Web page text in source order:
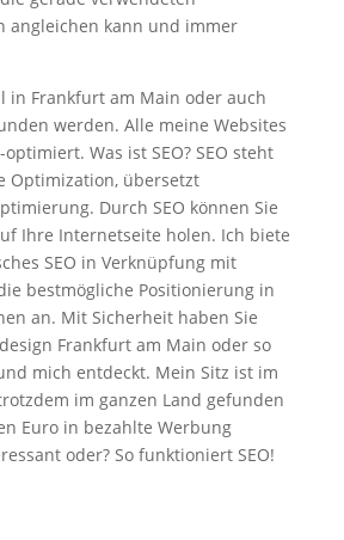
angleichen kann und immer
in Frankfurt am Main oder auch
werden. Alle meine Websites
Was ist SEO? SEO steht
Optimization, übersetzt
Durch SEO können Sie
Ihre Internetseite holen. Ich biete
SEO in Verknüpfung mit
bestmögliche Positionierung in
an. Mit Sicherheit haben Sie
Frankfurt am Main oder so
mich entdeckt. Mein Sitz ist im
im ganzen Land gefunden
Euro in bezahlte Werbung
oder? So funktioniert SEO!